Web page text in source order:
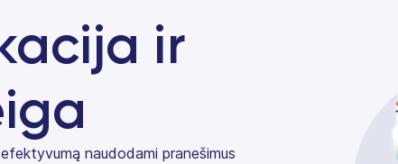
ir
naudodami pranešimus